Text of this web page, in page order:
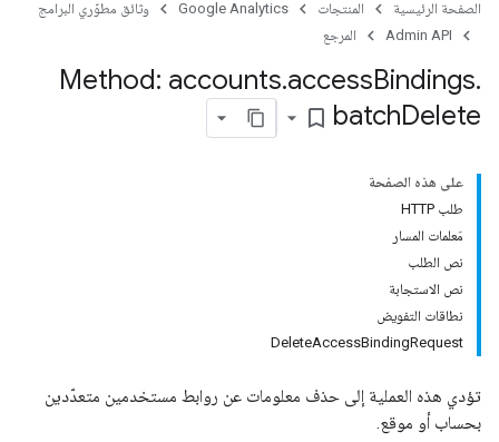
الصفحة الرئيسية المنتجات Google Analytics
وثائق مطوّري البرامج
Admin API
المرجع
Method: accounts.accessBindings.
batchDelete
bookmark_border
على هذه الصفحة
طلب HTTP
مَعلمات المسار
نص الطلب
نص الاستجابة
نطاقات التفويض
DeleteAccessBindingRequest
تؤدي هذه العملية إلى حذف معلومات عن روابط مستخدمين متعدّدين
بحساب أو موقع.